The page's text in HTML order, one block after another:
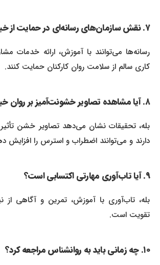
رسانه‌ها می‌توانند با آموزش، ارائه خدمات
کاری سالم از سلامت روان کارکنان حمایت کنند.
بله، تحقیقات نشان می‌دهد تصاویر خشن تأثیر
دارند و می‌توانند اضطراب و استرس را افزایش
بله، تاب‌آوری با آموزش، تمرین و آگاهی از
تقویت است.